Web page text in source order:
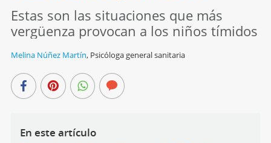
Estas son las situaciones que más
vergüenza provocan a los niños tímidos
Melina Núñez Martín, Psicóloga general sanitaria
En este artículo